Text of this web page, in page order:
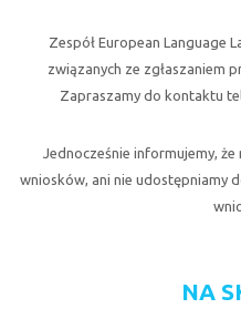
Zespół European Language
związanych ze zgłaszaniem
Zapraszamy do kontaktu
Jednocześnie informujemy,
wniosków, ani nie udostępniamy
NA